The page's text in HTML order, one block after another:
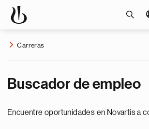
Carreras
Buscador de empleo
Encuentre oportunidades en Novartis a